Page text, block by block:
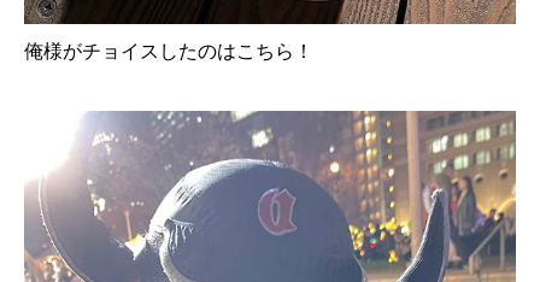
俺様がチョイスしたのはこちら！